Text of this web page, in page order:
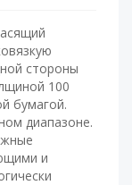
стороны
100
бумагой.
диапазоне.
и